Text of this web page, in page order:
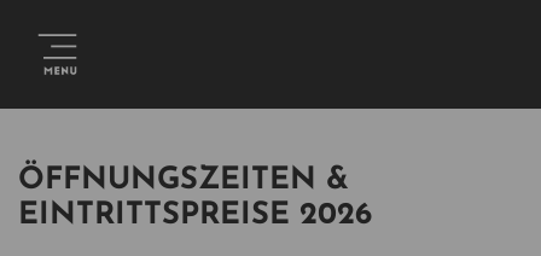
ÖFFNUNGSZEITEN &
EINTRITTSPREISE 2026